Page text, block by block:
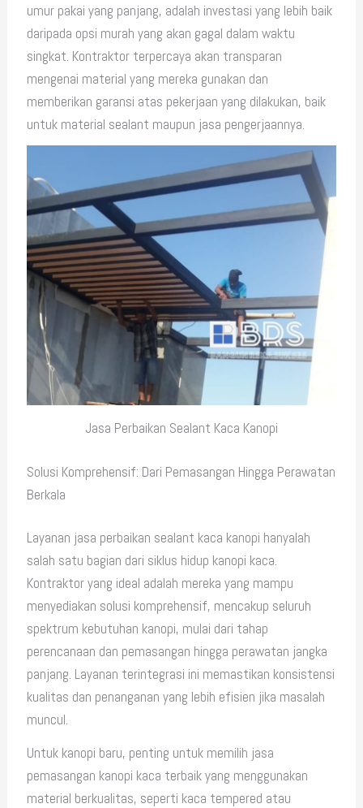
umur pakai yang panjang, adalah investasi yang lebih baik
daripada opsi murah yang akan gagal dalam waktu
singkat. Kontraktor terpercaya akan transparan
mengenai material yang mereka gunakan dan
memberikan garansi atas pekerjaan yang dilakukan, baik
untuk material sealant maupun jasa pengerjaannya.
Jasa Perbaikan Sealant Kaca Kanopi
Solusi Komprehensif: Dari Pemasangan Hingga Perawatan
Berkala
Layanan jasa perbaikan sealant kaca kanopi hanyalah
salah satu bagian dari siklus hidup kanopi kaca.
Kontraktor yang ideal adalah mereka yang mampu
menyediakan solusi komprehensif, mencakup seluruh
spektrum kebutuhan kanopi, mulai dari tahap
perencanaan dan pemasangan hingga perawatan jangka
panjang. Layanan terintegrasi ini memastikan konsistensi
kualitas dan penanganan yang lebih efisien jika masalah
muncul.
Untuk kanopi baru, penting untuk memilih jasa
pemasangan kanopi kaca terbaik yang menggunakan
material berkualitas, seperti kaca tempered atau